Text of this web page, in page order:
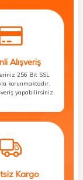
Alışveriş
256 Bit SSL
korunmaktadır.
yapabilirsiniz.
Kargo